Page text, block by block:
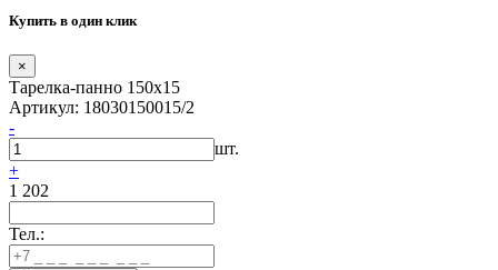
Купить в один клик
×
Тарелка-панно 150х15
Артикул: 18030150015/2
-
шт.
+
1 202
Тел.: